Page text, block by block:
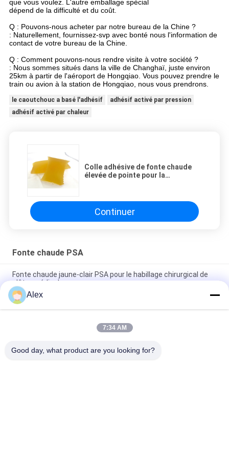
que vous voulez. L'autre emballage spécial
dépend de la difficulté et du coût.
Q : Pouvons-nous acheter par notre bureau de la Chine ?
: Naturellement, fournissez-svp avec bonté nous l'information de
contact de votre bureau de la Chine.
Q : Comment pouvons-nous rendre visite à votre société ?
: Nous sommes situés dans la ville de Changhaï, juste environ
25km à partir de l'aéroport de Hongqiao. Vous pouvez prendre le
train ou avion à la station de Hongqiao, nous vous prendrons.
le caoutchouc a basé l'adhésif
adhésif activé par pression
adhésif activé par chaleur
Colle adhésive de fonte chaude
élevée de pointe pour la
Continuer
Fonte chaude PSA
Fonte chaude jaune-clair PSA pour le habillage chirurgical de
plâtre médical
Caoutchouc adhésif chaud à séchage rapide de pointe de la
fonte PSA le haut a basé non toxique
Résine synthétique inodore adhésive en caoutchouc de fonte
Alex
7:34 AM
Good day, what product are you looking for?